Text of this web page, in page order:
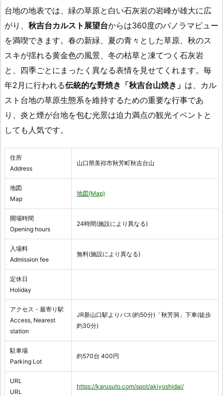
台地の地表では、緑の草原と白い石灰岩の岩峰が雄大に広
がり、 秋吉台カルスト展望台からは360度のパノラマビュー
を満喫できます。春の新緑、夏の青々とした草原、秋のス
スキが揺れる黄金色の風景、冬の枯草と凍てつく石灰岩
と、四季ごとにまったく異なる表情を見せてくれます。毎
年2月に行われる伝統的な野焼き「秋吉台山焼き」 は、カル
スト台地の草原生態系を維持するための重要な行事であ
り、炎と煙が台地を包む光景は迫力満点の観光イベントと
しても人気です。
住所
Address
山口県美祢市秋芳町秋吉台山
地図
Map
地図(Map)
開場時間
Opening hours
24時間(施設により異なる)
入場料
Admission fee
無料(施設により異なる)
定休日
Holiday
アクセス・最寄り駅
Access, Nearest
station
JR新山口駅よりバス(約50分)「秋芳洞」下車(徒歩
約30分)
駐車場
Parking Lot
約570台 400円
URL
URL
https://karusuto.com/spot/akiyoshidai/